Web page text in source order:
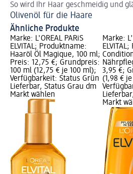
So wird Ihr Haar geschmeidig und
Olivenöl für die Haare
Ähnliche Produkte
Marke: L'ORÉAL PARiS
ELVITAL; Produktname:
Haaröl Öl Magique, 100 ml;
Preis: 12,75 €; Grundpreis:
100 ml (12,75 € je 100 ml);
Verfügbarkeit: Status Grün
Lieferbar, Status Grau dm
Markt wählen
Marke:
3,95 €;
(1,98 €
Markt